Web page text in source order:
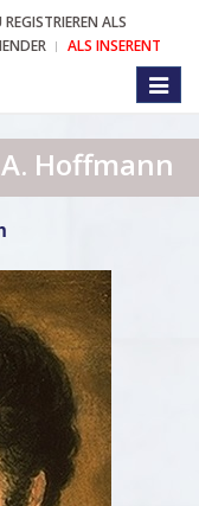
REGISTRIEREN ALS
ALS INSERENT
Hoffmann